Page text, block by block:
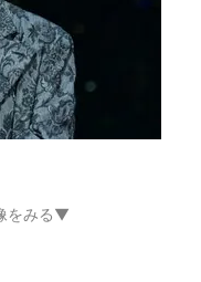
をみる▼